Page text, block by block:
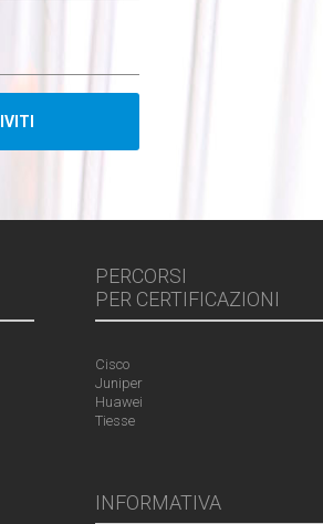
PERCORSI
PER CERTIFICAZIONI
Cisco
Juniper
Huawei
Tiesse
INFORMATIVA